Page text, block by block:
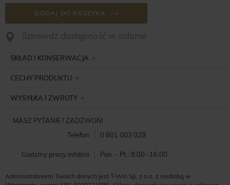
DODAJ DO KOSZYKA
Sprawdż dostępność w salonie
SKŁAD I KONSERWACJA
CECHY PRODUKTU
WYSYŁKA I ZWROTY
MASZ PYTANIE? ZADZWOŃ!
Telefon
0 801 003 029
Godziny pracy infolinii Pon. - Pt.: 8:00 -16:00
Administratorem Twoich danych jest T-Win Sp. z o.o. z siedzibą w